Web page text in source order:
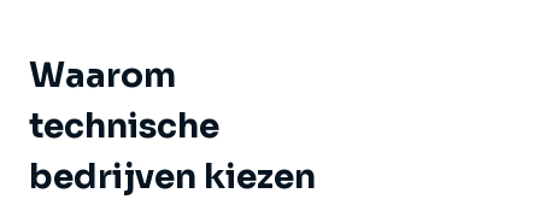
Waarom
technische
bedrijven kiezen